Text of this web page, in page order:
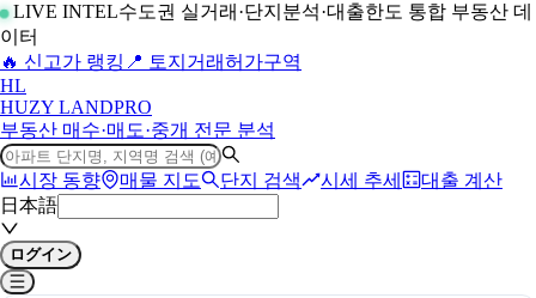
LIVE INTEL수도권 실거래·단지분석·대출한도 통합 부동산 데
이터
🔥 신고가 랭킹 📍 토지거래허가구역
HL
HUZY LANDPRO
부동산 매수·매도·중개 전문 분석
시장 동향 매물 지도 단지 검색 시세 추세
대출 계산
日本語
ログイン